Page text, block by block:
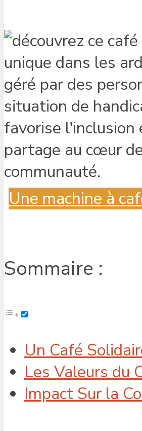
Une machine à
Sommaire :
Un Café
Les Valeurs du
Impact Sur la